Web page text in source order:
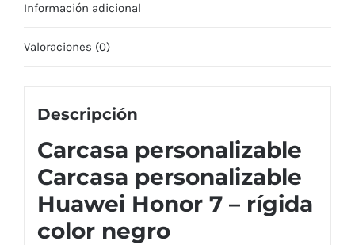
Información adicional
Valoraciones (0)
Descripción
Carcasa personalizable
Carcasa personalizable
Huawei Honor 7 – rígida
color negro